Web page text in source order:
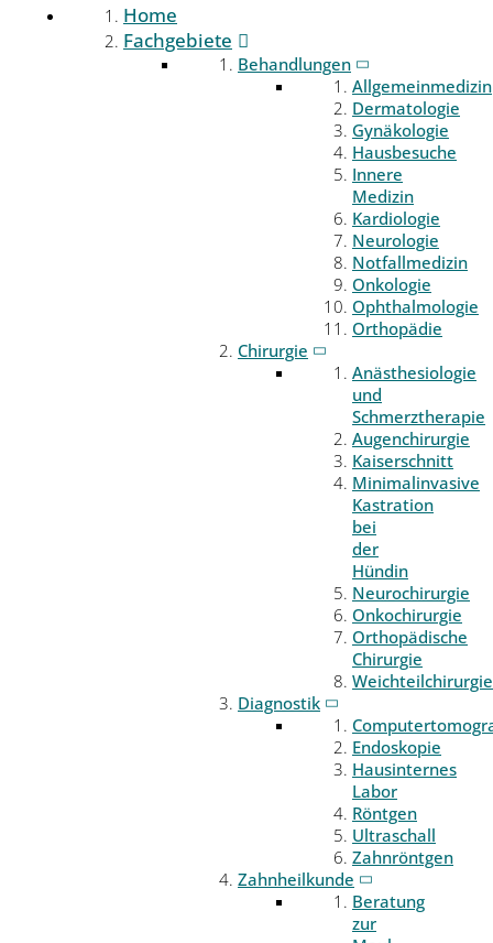
Home
Fachgebiete
Behandlungen
Allgemeinmedizin
Dermatologie
Gynäkologie
Hausbesuche
Innere
Medizin
Kardiologie
Neurologie
Notfallmedizin
Onkologie
Ophthalmologie
Orthopädie
Chirurgie
Anästhesiologie
und
Schmerztherapie
Augenchirurgie
Kaiserschnitt
Minimalinvasive
Kastration
bei
der
Hündin
Neurochirurgie
Onkochirurgie
Orthopädische
Chirurgie
Weichteilchirurgie
Diagnostik
Endoskopie
Hausinternes
Labor
Röntgen
Ultraschall
Zahnröntgen
Zahnheilkunde
Beratung
zur